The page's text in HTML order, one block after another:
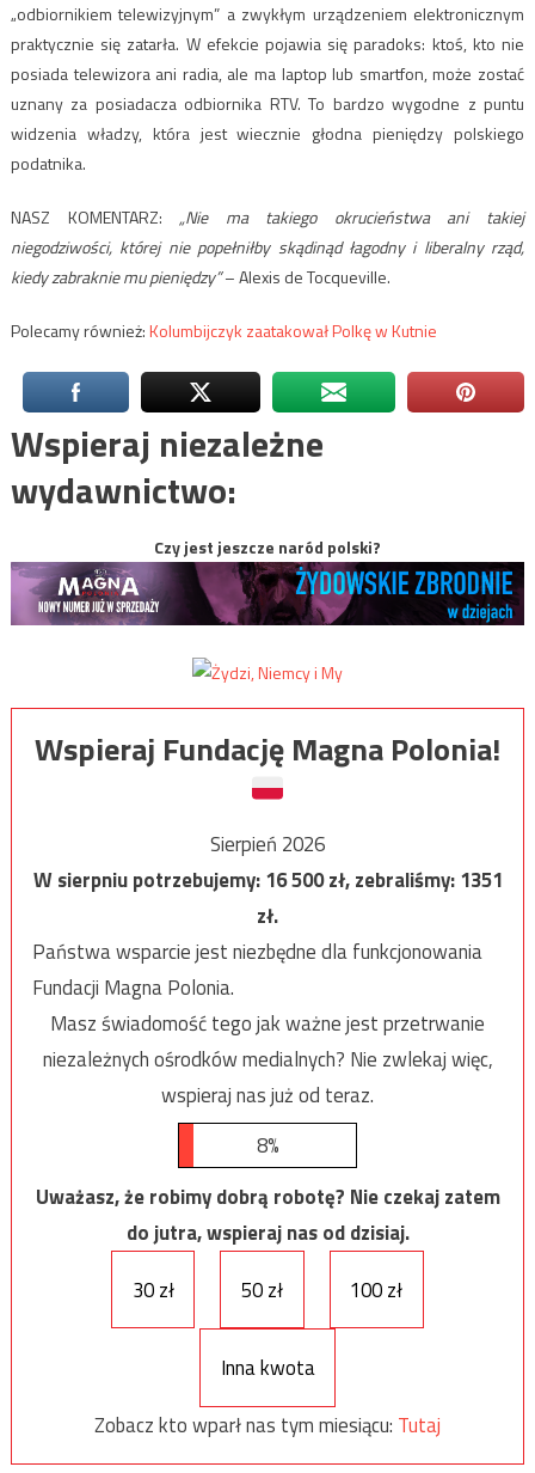
„odbiornikiem telewizyjnym” a zwykłym urządzeniem elektronicznym
praktycznie się zatarła. W efekcie pojawia się paradoks: ktoś, kto nie
posiada telewizora ani radia, ale ma laptop lub smartfon, może zostać
uznany za posiadacza odbiornika RTV. To bardzo wygodne z puntu
widzenia władzy, która jest wiecznie głodna pieniędzy polskiego
podatnika.
NASZ KOMENTARZ:„Nie ma takiego okrucieństwa ani takiej
niegodziwości, której nie popełniłby skądinąd łagodny i liberalny rząd,
kiedy zabraknie mu pieniędzy”– Alexis de Tocqueville.
Polecamy również:Kolumbijczyk zaatakował Polkę w Kutnie
Wspieraj niezależne
wydawnictwo:
Czy jest jeszcze naród polski?
Wspieraj Fundację Magna Polonia!
Sierpień 2026
W sierpniu potrzebujemy:16 500zł, zebraliśmy:1351
zł.
Państwa wsparcie jest niezbędne dla funkcjonowania
Fundacji Magna Polonia.
Masz świadomość tego jak ważne jest przetrwanie
niezależnych ośrodków medialnych? Nie zwlekaj więc,
wspieraj nas już od teraz.
8%
Uważasz, że robimy dobrą robotę? Nie czekaj zatem
do jutra, wspieraj nas od dzisiaj.
30 zł
50 zł 100 zł
Inna kwota
Zobacz kto wparł nas tym miesiącu: Tutaj